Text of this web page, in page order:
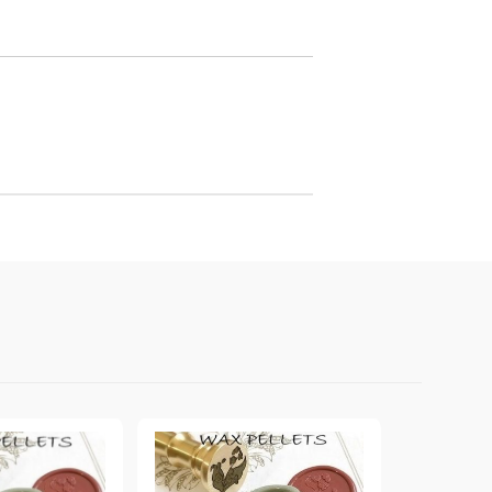
10. КОЛЕДНИ , XMAS , ЗИМНИ